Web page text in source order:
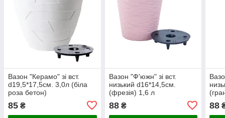
Вазон "Керамо" зі вст.
d19,5*17,5см. 3,0л (біла
роза бетон)
85 ₴
Вазон "Ф'южн" зі вст.
низький d16*14,5см.
(фрезія) 1,6 л
88₴ 88